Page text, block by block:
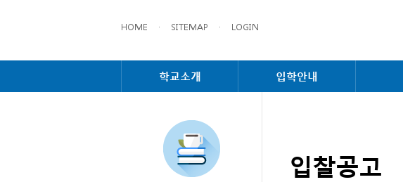
HOME · SITEMAP · LOGIN
학교소개 입학안내
입찰공고